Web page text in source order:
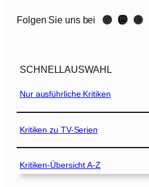
t
G
v
e
[
1
8
Folgen Sie uns bei Instagram Mastodon Threads
SCHNELLAUSWAHL
Nur ausführliche Kritiken
Kritiken zu TV-Serien
Kritiken-Übersicht A-Z